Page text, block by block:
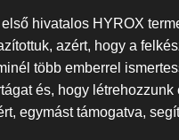
hivatalos HYROX
azért, hogy a
több emberrel
és, hogy
egymást támogatva,